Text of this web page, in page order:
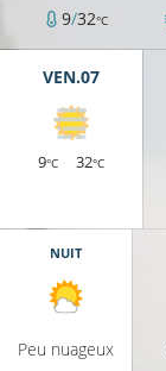
9/32°C
VEN.07
9°C 32°C
NUIT
Peu nuageux